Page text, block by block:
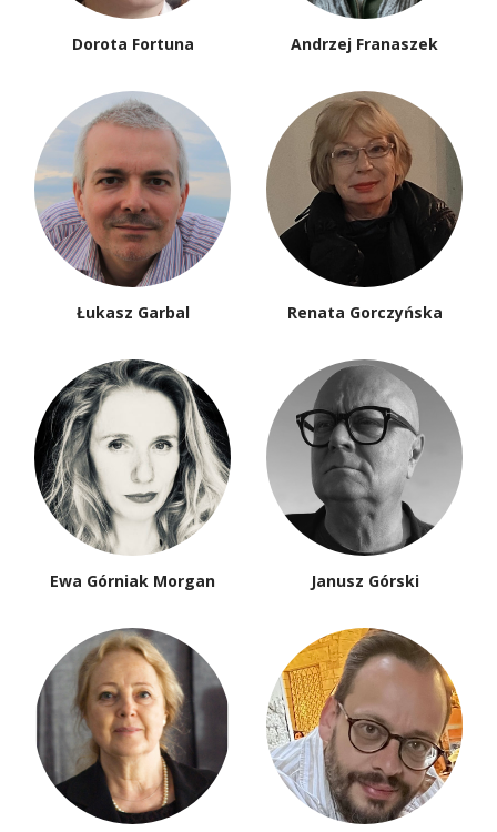
Dorota Fortuna Andrzej Franaszek
Łukasz Garbal Renata Gorczyńska
Ewa Górniak Morgan Janusz Górski